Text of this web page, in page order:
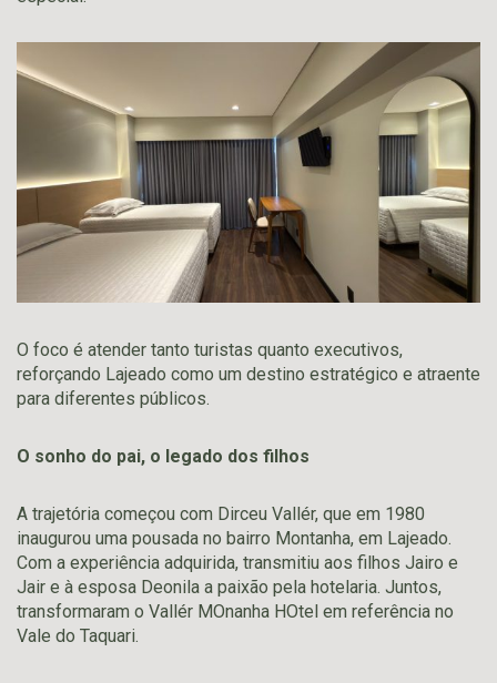
O foco é atender tanto turistas quanto executivos,
reforçando Lajeado como um destino estratégico e atraente
para diferentes públicos.
O sonho do pai, o legado dos filhos
A trajetória começou com Dirceu Vallér, que em 1980
inaugurou uma pousada no bairro Montanha, em Lajeado.
Com a experiência adquirida, transmitiu aos filhos Jairo e
Jair e à esposa Deonila a paixão pela hotelaria. Juntos,
transformaram o Vallér MOnanha HOtel em referência no
Vale do Taquari.